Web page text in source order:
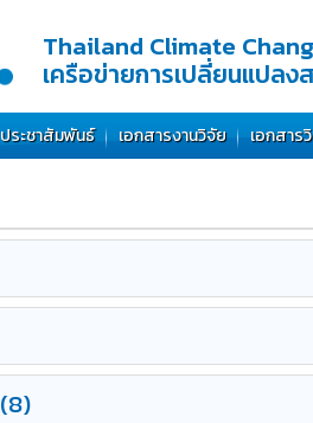
Thailand Climate
เครือข่ายการเปลี่ยนแปลง
ประชาสัมพันธ์ เอกสารงานวิจัย เอกสาร
(8)